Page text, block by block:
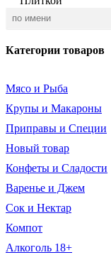
Категории товаров
Мясо и Рыба
Крупы и Макароны
Приправы и Специи
Новый товар
Конфеты и Сладости
Варенье и Джем
Сок и Нектар
Компот
Алкоголь 18+